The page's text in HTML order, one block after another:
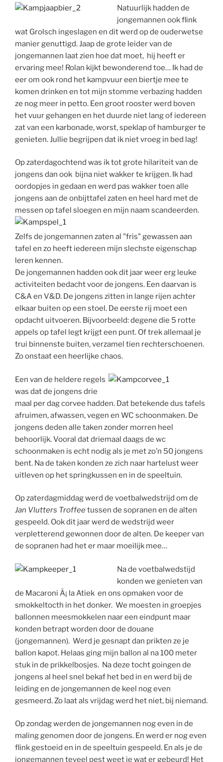
Natuurlijk hadden de
jongemannen ook flink
wat Grolsch ingeslagen en dit werd op de ouderwetse
manier genuttigd. Jaap de grote leider van de
jongemannen laat zien hoe dat moet, hij heeft er
ervaring mee! Rolan kijkt bewonderend toe… Ik had de
eer om ook rond het kampvuur een biertje mee te
komen drinken en tot mijn stomme verbazing hadden
ze nog meer in petto. Een groot rooster werd boven
het vuur gehangen en het duurde niet lang of iedereen
zat van een karbonade, worst, speklap of hamburger te
genieten. Jullie begrijpen dat ik niet vroeg in bed lag!
Op zaterdagochtend was ik tot grote hilariteit van de
jongens dan ook bijna niet wakker te krijgen. Ik had
oordopjes in gedaan en werd pas wakker toen alle
jongens aan de onbijttafel zaten en heel hard met de
messen op tafel sloegen en mijn naam scandeerden.
Zelfs de jongemannen zaten al "fris" gewassen aan
tafel en zo heeft iedereen mijn slechste eigenschap
leren kennen.
De jongemannen hadden ook dit jaar weer erg leuke
activiteiten bedacht voor de jongens. Een daarvan is
C&A en V&D. De jongens zitten in lange rijen achter
elkaar buiten op een stoel. De eerste rij moet een
opdacht uitvoeren. Bijvoorbeeld: degene die 5 rotte
appels op tafel legt krijgt een punt. Of trek allemaal je
trui binnenste buiten, verzamel tien rechterschoenen.
Zo onstaat een heerlijke chaos.
Een van de heldere regels
was dat de jongens drie
maal per dag corvee hadden. Dat betekende dus tafels
afruimen, afwassen, vegen en WC schoonmaken. De
jongens deden alle taken zonder morren heel
behoorlijk. Vooral dat driemaal daags de wc
schoonmaken is echt nodig als je met zo’n 50 jongens
bent. Na de taken konden ze zich naar hartelust weer
uitleven op het springkussen en in de speeltuin.
Op zaterdagmiddag werd de voetbalwedstrijd om de
Jan Vlutters Troffeetussen de sopranen en de alten
gespeeld. Ook dit jaar werd de wedstrijd weer
verpletterend gewonnen door de alten. De keeper van
de sopranen had het er maar moeilijk mee…
Na de voetbalwedstijd
konden we genieten van
de Macaroni Ã¡ la Atiek en ons opmaken voor de
smokkeltocth in het donker. We moesten in groepjes
ballonnen meesmokkelen naar een eindpunt maar
konden betrapt worden door de douane
(jongemannen). Werd je gesnapt dan prikten ze je
ballon kapot. Helaas ging mijn ballon al na 100 meter
stuk in de prikkelbosjes. Na deze tocht goingen de
jongens al heel snel bekaf het bed in en werd bij de
leiding en de jongemannen de keel nog even
gesmeerd. Zo laat als vrijdag werd het niet, bij niemand.
Op zondag werden de jongemannen nog even in de
maling genomen door de jongens. En werd er nog even
flink gestoeid en in de speeltuin gespeeld. En als je de
jongemannen teveel pest weet je wat er gebeurd! Het